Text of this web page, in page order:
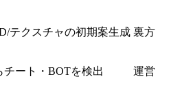
テクスチャの初期案生成 裏方
ート・BOTを検出 運営